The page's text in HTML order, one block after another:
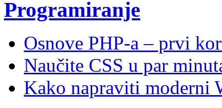
Programiranje
Osnove PHP-a – prvi
Naučite CSS u par
Kako napraviti moderni